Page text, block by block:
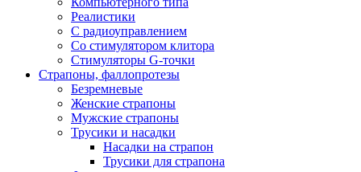
Реалистики
С радиоуправлением
Со стимулятором клитора
Стимуляторы G-точки
Страпоны, фаллопротезы
Безремневые
Женские страпоны
Мужские страпоны
Трусики и насадки
Насадки на страпон
Трусики для страпона